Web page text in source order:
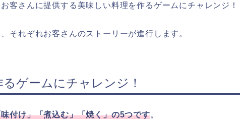
客さんに提供する美味しい料理を作るゲームにチャレンジ！
それぞれお客さんのストーリーが進行します。
ゲームにチャレンジ！
付け」「煮込む」「焼く」の5つです。